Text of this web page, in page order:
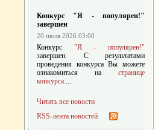
Конкурс "Я - популярен!"
завершен
20 июля 2026 03:00
Конкурс "Я - популярен!"
завершен. С результатами
проведения конкурса Вы можете
ознакомиться на странице
конкурса....
Читать все новости
RSS-лента новостей